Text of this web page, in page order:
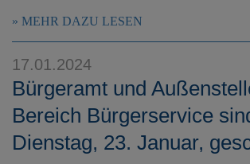
MEHR DAZU LESEN
17.01.2024
Bürgeramt und
Bereich Bürgerservice
Dienstag, 23. Januar,